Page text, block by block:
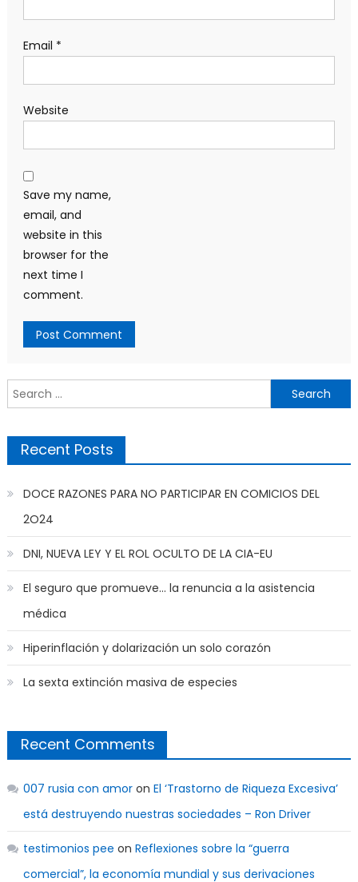
Email *
Website
Save my name,
email, and
website in this
browser for the
next time I
comment.
Search
for:
Recent Posts
DOCE RAZONES PARA NO PARTICIPAR EN COMICIOS DEL
2O24
DNI, NUEVA LEY Y EL ROL OCULTO DE LA CIA-EU
El seguro que promueve… la renuncia a la asistencia
médica
Hiperinflación y dolarización un solo corazón
La sexta extinción masiva de especies
Recent Comments
007 rusia con amoron El ‘Trastorno de Riqueza Excesiva’
está destruyendo nuestras sociedades – Ron Driver
testimonios pee on Reflexiones sobre la “guerra
comercial”, la economía mundial y sus derivaciones